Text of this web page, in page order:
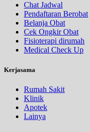
Chat Jadwal
Pendaftaran Berobat
Belanja Obat
Cek Ongkir Obat
Fisioterapi dirumah
Medical Check Up
Kerjasama
Rumah Sakit
Klinik
Apotek
Lainya